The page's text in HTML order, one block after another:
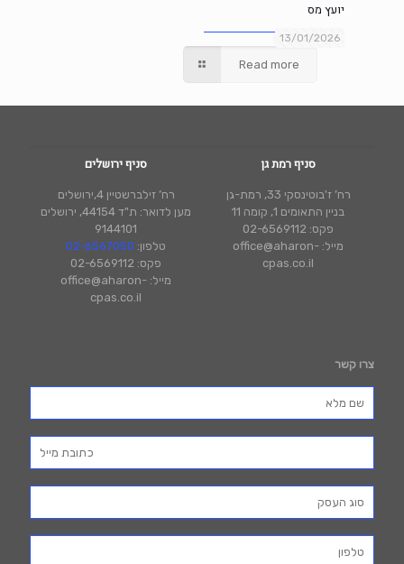
13/01/2026
יועץ מס
Read more
סניף רמת גן
רח’ ז'בוטינסקי 33, רמת-גן
בניין התאומים 1, קומה 11
פקס: 02-6569112
מייל: office@aharon-
cpas.co.il
סניף ירושלים
רח’ זילברשטיין 4,ירושלים
מען לדואר: ת"ד 44154, ירושלים
9144101
טלפון: 02-6567050
פקס: 02-6569112
מייל: office@aharon-
cpas.co.il
צרו קשר